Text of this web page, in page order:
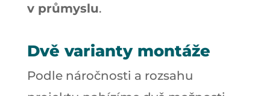
v průmyslu.
Dvě varianty montáže
Podle náročnosti a rozsahu